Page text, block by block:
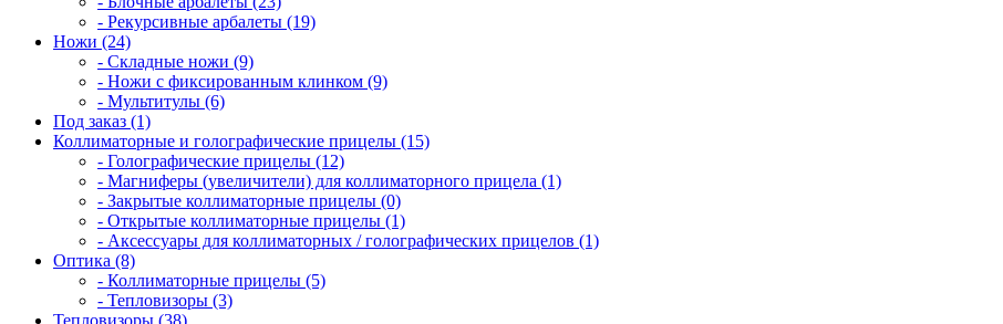
- Рекурсивные арбалеты (19)
Ножи (24)
- Складные ножи (9)
- Ножи с фиксированным клинком (9)
- Мультитулы (6)
Под заказ (1)
Коллиматорные и голографические прицелы (15)
- Голографические прицелы (12)
- Магниферы (увеличители) для коллиматорного прицела (1)
- Закрытые коллиматорные прицелы (0)
- Открытые коллиматорные прицелы (1)
- Аксессуары для коллиматорных / голографических прицелов (1)
Оптика (8)
- Коллиматорные прицелы (5)
- Тепловизоры (3)
Тепловизоры (38)